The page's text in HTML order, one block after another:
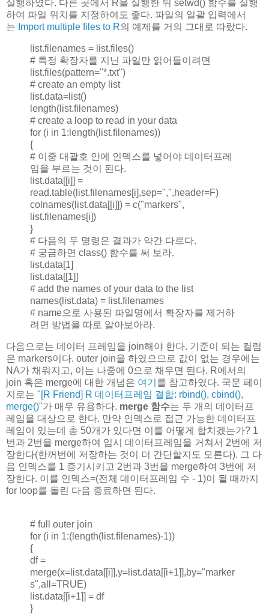
실행하였다. 다른 곳에서 R을 실행한 뒤 setwd() 함수를 실행
하여 파일 위치를 지정하여도 좋다. 파일의 일괄 입력에서
는 Import multiple files to R의 예제를 거의 그대로 따랐다.
list.filenames = list.files()
# 특정 확장자를 지닌 파일만 읽어들이려면
list.files(pattern="*.txt")
# create an empty list
list.data=list()
length(list.filenames)
# create a loop to read in your data
for (i in 1:length(list.filenames))
{
# 이중 대괄호 안에 인덱스를 넣어야 데이터프레
임을 부르는 것이 된다.
list.data[[i]] =
read.table(list.filenames[i],sep=",",header=F)
colnames(list.data[[i]]) = c("markers",
list.filenames[i])
}
# 다음의 두 명령은 결과가 약간 다르다.
# 궁금하면 class() 함수를 써 보라.
list.data[1]
list.data[[1]]
# add the names of your data to the list
names(list.data) = list.filenames
# name으로 사용된 파일명에서 확장자를 제거하
려면 방법을 따로 알아보아라.
다음으로는 데이터 프레임을 join해야 한다. 기준이 되는 컬럼
은 markers이다. outer join을 하였으므로 값이 없는 경우에는
NA가 채워지고, 이는 나중에 0으로 채우면 된다. R에서의
join 혹은 merge에 대한 개념은 여기 를 참고하였다. 국문 페이
지로는 "[R Friend] R 데이터프레임 결합: rbind(), cbind(),
merge()"가 매우 유용하다. merge 함수는 두 개의 데이터프
레임을 대상으로 한다. 만약 인덱스로 접근 가능한 데이터프
레임이 있는데 총 50개가 있다면 이를 어떻게 합치겠는가? 1
번과 2번을 merge하여 임시 데이터프레임을 거쳐서 2번에 저
장한다(한꺼번에 저장하는 것이 더 간단할지도 모른다). 그 다
음 인덱스를 1 증기시키고 2번과 3번을 merge하여 3번에 저
장한다. 이를 인덱스=(전체 데이터프레임 수 - 1)이 될 때까지
for loop를 돌린 다음 종료하면 된다.
# full outer join
for (i in 1:(length(list.filenames)-1))
{
df =
merge(x=list.data[[i]],y=list.data[[i+1]],by="marker
s",all=TRUE)
list.data[[i+1]] = df
}